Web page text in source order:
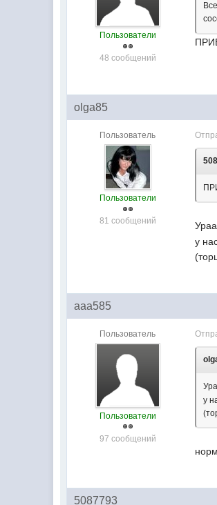
Пользователи
48 сообщений
olga85
Пользователь
Пользователи
81 сообщений
у
aaa585
Пользователь
Пользователи
97 сообщений
у
5087793